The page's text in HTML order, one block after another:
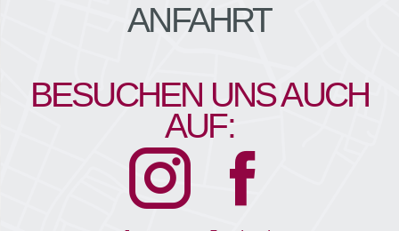
BESUCHEN UNS AUCH
AUF:
ANFAHRT